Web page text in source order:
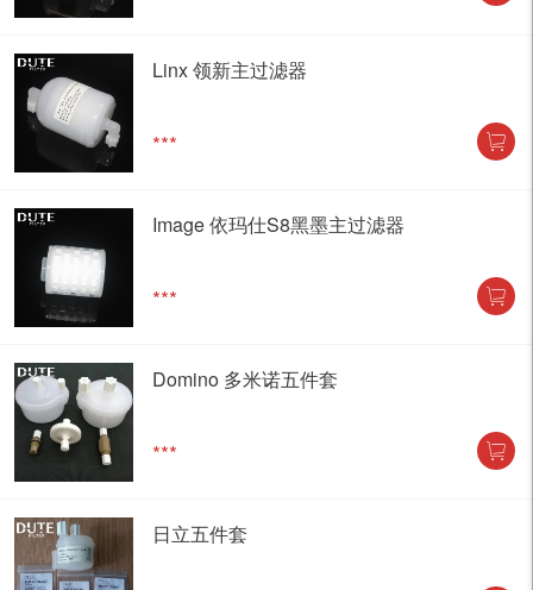
Linx 领新主过滤器
***
Image 依玛仕S8黑墨主过滤器
***
Domino 多米诺五件套
***
日立五件套